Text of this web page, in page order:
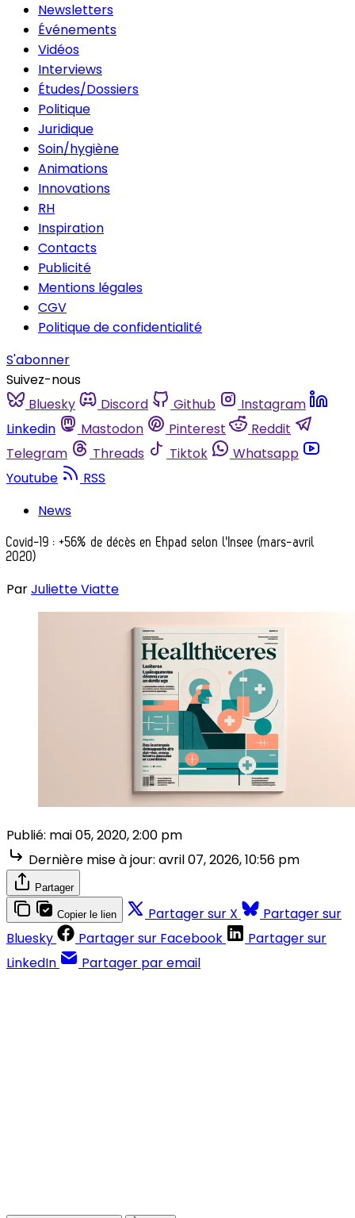
Newsletters
Événements
Vidéos
Interviews
Études/Dossiers
Politique
Juridique
Soin/hygiène
Animations
Innovations
RH
Inspiration
Contacts
Publicité
Mentions légales
CGV
Politique de confidentialité
S'abonner
Suivez-nous
Bluesky
Discord Github
Instagram
Linkedin
Mastodon Pinterest
Reddit
Telegram
Threads Tiktok
Whatsapp
Youtube
RSS
News
Covid-19 : +56% de décès en Ehpad selon l'Insee (mars-avril
2020)
ParJuliette Viatte
Publié: mai 05, 2020, 2:00 pm
Dernière mise à jour: avril 07, 2026, 10:56 pm
Partager
Copier le lien Partager sur X
Partager sur
Bluesky
Partager sur Facebook
Partager sur
LinkedIn
Partager par email